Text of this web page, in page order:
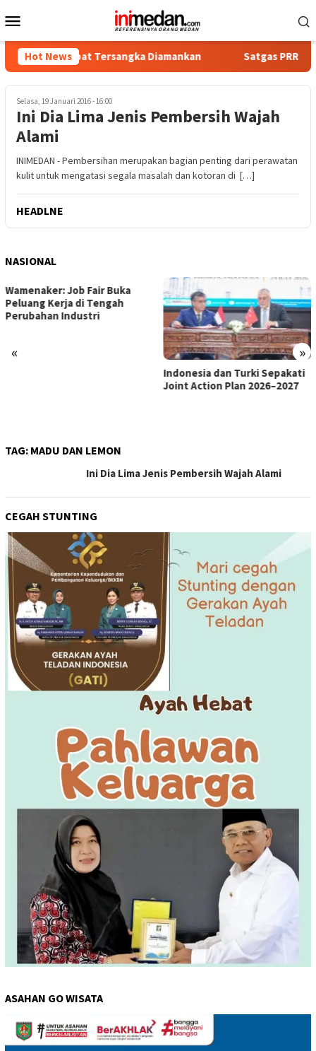
ke
Mobile
Hot News
Empat Tersangka Diamankan Satgas PRR Pacu
Selasa, 19 Januari 2016 - 16:00
Ini Dia Lima Jenis Pembersih Wajah
Alami
INIMEDAN - Pembersihan merupakan bagian penting dari perawatan
kulit untuk mengatasi segala masalah dan kotoran di […]
HEADLNE
NASIONAL
« »
Satgas PRR Pacu Realisasi
Tambahan TKD Aceh Rp1,65
TAG: MADU DAN LEMON
Ini Dia Lima Jenis Pembersih Wajah Alami
CEGAH STUNTING
ASAHAN GO WISATA
Pemutar
Video